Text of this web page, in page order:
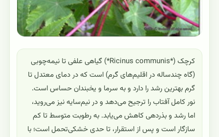
کرچک (*Ricinus communis*) گیاهی علفی تا نیمه‌چوبی
(گاه چندساله در اقلیم‌های گرم) است که در دمای معتدل تا
گرم بهترین رشد را دارد و به سرما و یخبندان حساس است.
نور کامل آفتاب را ترجیح می‌دهد و در نیم‌سایه نیز می‌روید،
اما رشد و بذر‌دهی کاهش می‌یابد. به رطوبت متوسط تا کم
سازگار است و پس از استقرار، تا حدی خشکی‌تحمل است؛ با